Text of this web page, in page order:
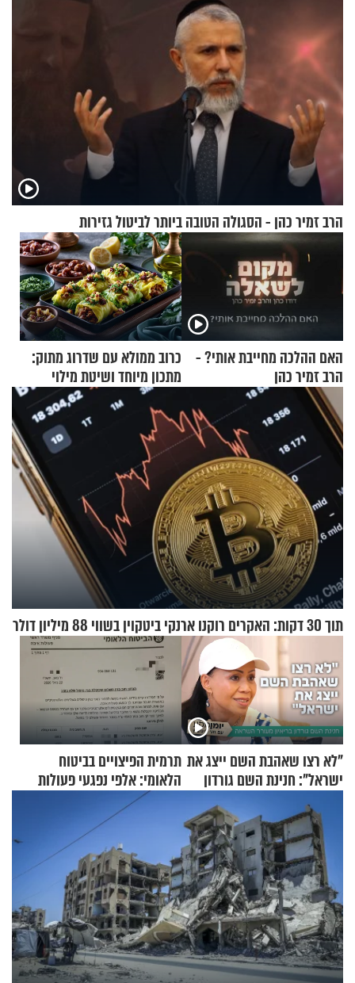
הרב זמיר כהן - הסגולה הטובה ביותר לביטול גזירות
האם ההלכה מחייבת אותי? -
הרב זמיר כהן
כרוב ממולא עם שדרוג מתוק:
מתכון מיוחד ושיטת מילוי
שאתם חייבים לנסות
תוך 30 דקות: האקרים רוקנו ארנקי ביטקוין בשווי 88 מיליון דולר
"לא רצו שאהבת השם ייצג את
ישראל": חנינת השם גורדון
בריאיון מעורר השראה
תרמית הפיצויים בביטוח
הלאומי: אלפי נפגעי פעולות
איבה קיבלו כספים במירמה